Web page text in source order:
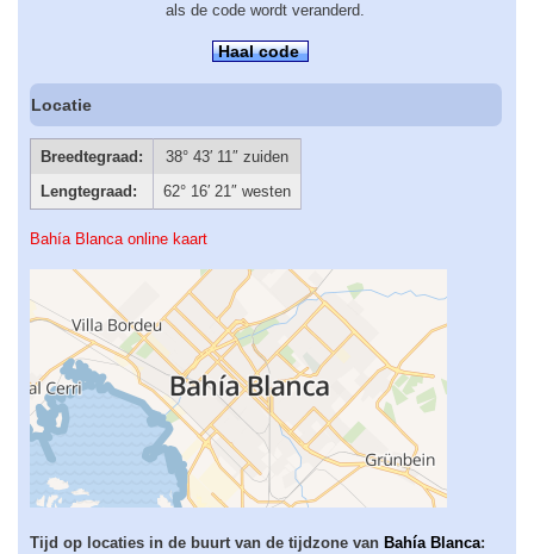
als de code wordt veranderd.
Haal code
Locatie
Breedtegraad:
38° 43′ 11″ zuiden
Lengtegraad:
62° 16′ 21″ westen
Bahía Blanca online kaart
Tijd op locaties in de buurt van de tijdzone van Bahía Blanca: